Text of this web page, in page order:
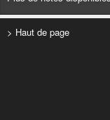
> Haut de page